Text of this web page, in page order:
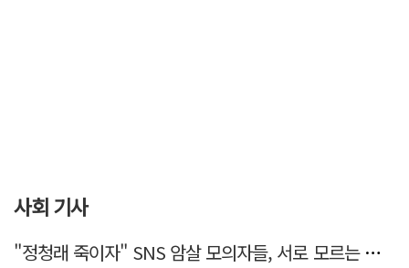
사회 기사
"정청래 죽이자" SNS 암살 모의자들, 서로 모르는 사이였다…檢송치